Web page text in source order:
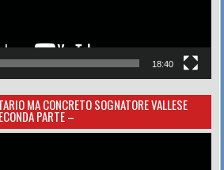
18:40
MA CONCRETO SOGNATORE VALLESE
PARTE –